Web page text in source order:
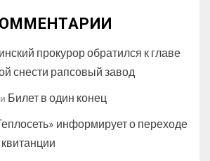
прокурор обратился к главе
снести рапсовый завод
Билет в один конец
информирует о переходе